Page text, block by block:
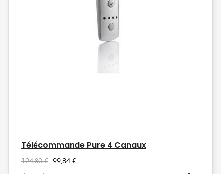
Télécommande Pure 4 Canaux
124,80 € 99,84 €